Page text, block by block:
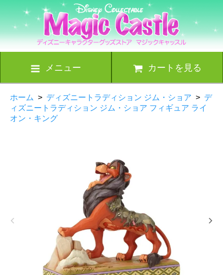
メニュー カートを見る
ホーム > ディズニートラディション ジム・ショア > デ
ィズニートラディション ジム・ショア フィギュア ライ
オン・キング